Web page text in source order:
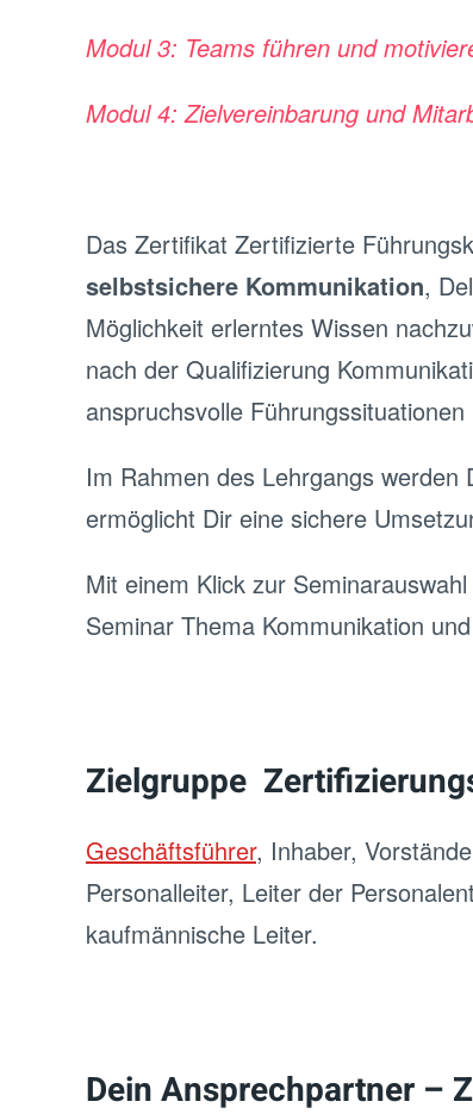
Modul 3: Teams führen und
Modul 4: Zielvereinbarung und
Das Zertifikat Zertifizierte
selbstsichere Kommunikation,
Möglichkeit erlerntes Wissen
nach der Qualifizierung
anspruchsvolle
Im Rahmen des Lehrgangs werden
ermöglicht Dir eine sichere
Mit einem Klick zur
Seminar Thema Kommunikation und
Zielgruppe
Geschäftsführer, Inhaber,
Personalleiter, Leiter der
kaufmännische Leiter.
Dein Ansprechpartner –